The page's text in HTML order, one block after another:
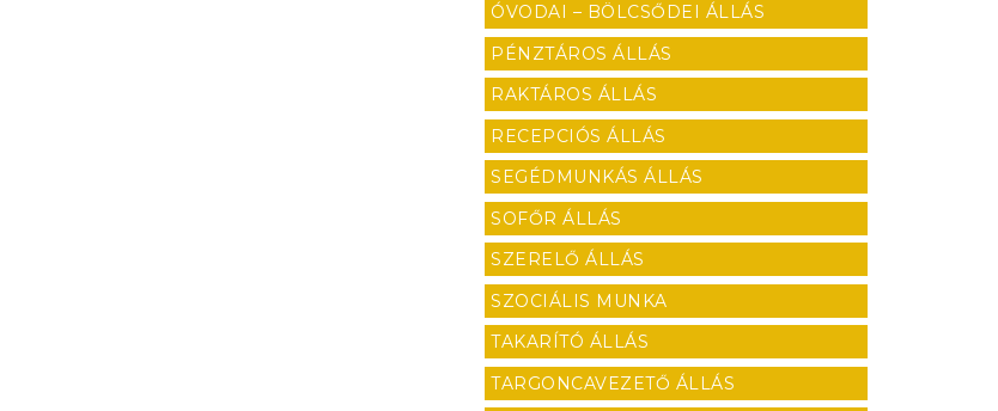
ÓVODAI – BÖLCSŐDEI ÁLLÁS
PÉNZTÁROS ÁLLÁS
RAKTÁROS ÁLLÁS
RECEPCIÓS ÁLLÁS
SEGÉDMUNKÁS ÁLLÁS
SOFŐR ÁLLÁS
SZERELŐ ÁLLÁS
SZOCIÁLIS MUNKA
TAKARÍTÓ ÁLLÁS
TARGONCAVEZETŐ ÁLLÁS